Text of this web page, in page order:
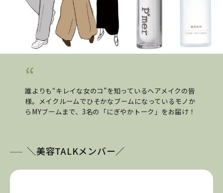
誰よりも“キレイな女のコ”を知っているヘアメイクの皆
様。メイクルームでひそかなブームになっているモノか
らMYブームまで、3名の「にぎやかトーク」をお届け！
＼美容TALKメンバー／